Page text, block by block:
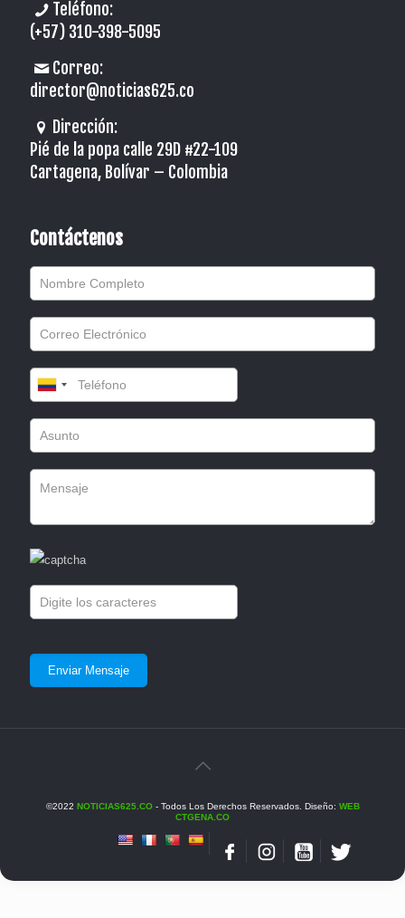
Teléfono:
(+57) 310-398-5095
Correo:
director@noticias625.co
Dirección:
Pié de la popa calle 29D #22-109
Cartagena, Bolívar – Colombia
Contáctenos
©2022 NOTICIAS625.CO- Todos Los Derechos Reservados. Diseño: WEB
CTGENA.CO